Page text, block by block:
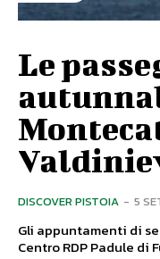
Le
DISCOVER PISTOIA - 5
Gli appuntamenti di
Centro RDP Padule di Fucecchio.